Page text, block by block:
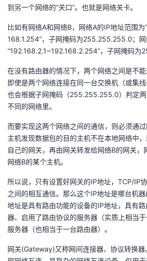
到另一个网络的“关口”。也就是网络关卡。
比如有网络A和网络B，网络A的IP地址范围为
168.1.254”，子网掩码为255.255.255.0；网
“192.168.2.1~192.168.2.254”，子网掩码为
在没有路由器的情况下，两个网络之间是不能
即使是两个网络连接在同一台交换机（或集
也会根据子网掩码（255.255.255.0）判定
不同的网络里。
而要实现这两个网络之间的通信，则必须通
主机发现数据包的目的主机不在本地网络中
自己的网关，再由网关转发给网络B的网关，
网络B的某个主机。
所以说，只有设置好网关的IP地址，TCP/IP
之间的相互通信。那么这个IP地址是哪台机
地址是具有路由功能的设备的IP地址，具有
器、启用了路由协议的服务器（实质上相当
服务器（也相当于一台路由器）。
网关(Gateway)又称网间连接器、协议转换